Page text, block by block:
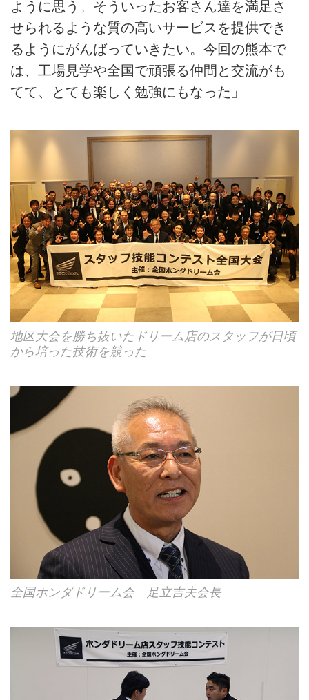
ように思う。そういったお客さん達を満足さ
せられるような質の高いサービスを提供でき
るようにがんばっていきたい。今回の熊本で
は、工場見学や全国で頑張る仲間と交流がも
てて、とても楽しく勉強にもなった」
地区大会を勝ち抜いたドリーム店のスタッフが日頃
から培った技術を競った
全国ホンダドリーム会 足立吉夫会長